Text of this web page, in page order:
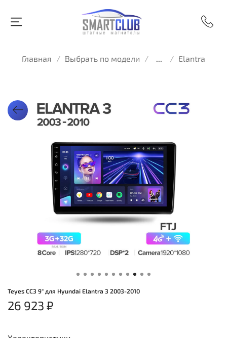
Главная Выбрать по модели ... Elantra
Teyes CC3 9" для Hyundai Elantra 3 2003-2010
26 923 ₽